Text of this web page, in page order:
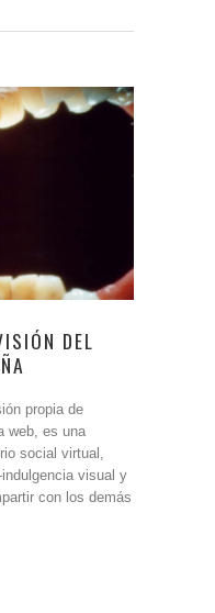
DEL
propia de
web, es una
social virtual,
visual y
con los demás